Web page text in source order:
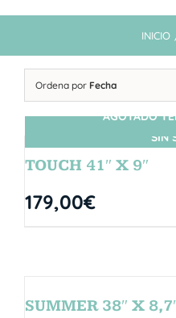
INICIO
Ordena por Fecha
SIN
AGOTADO
TOUCH 41″ X 9″
179,00€
SUMMER 38″ X